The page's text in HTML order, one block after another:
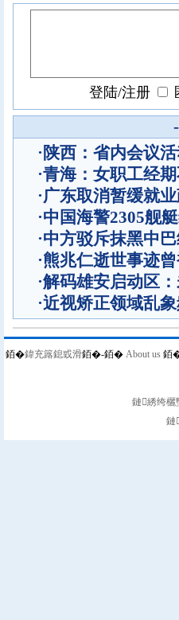
登陆/注册
·陕西：省内会议
·青海：女职工经
·广东取消暂缓就
·中国海警2305舰
·中方驳斥抹黑中
·熊兆仁逝世事迹
·解码雄安启动区
·近视矫正领域乱
銆�鍏充簬鎴戜滑銆�-銆� About us 銆
鏈綉绔
鏈